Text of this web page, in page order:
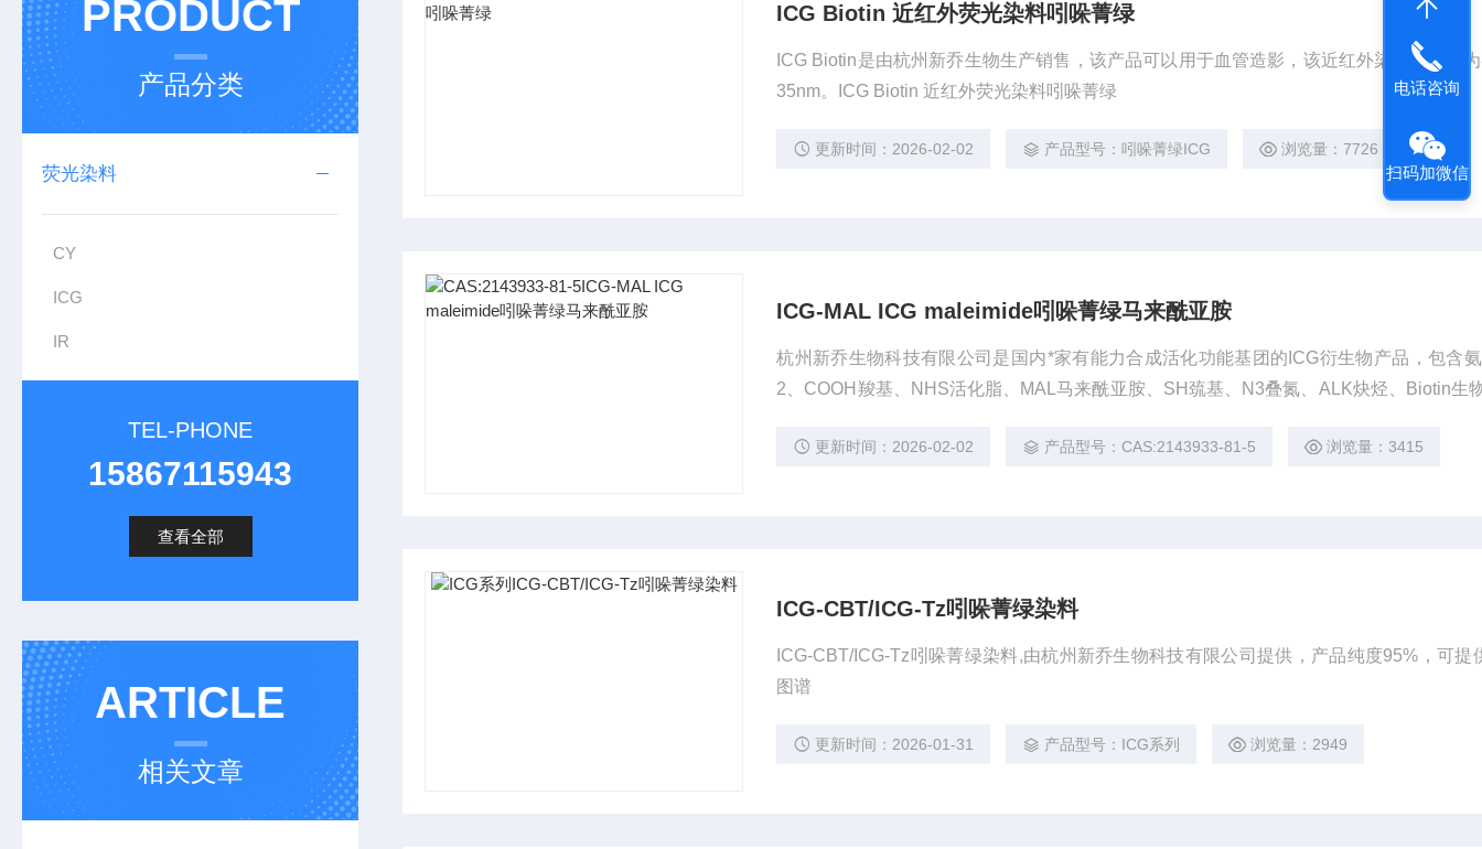
PRODUCT
产品分类
荧光染料
CY
ICG
IR
TEL-PHONE
15867115943
查看全部
ARTICLE
相关文章
ICG Biotin 近红外荧光染料吲哚菁绿
ICG Biotin是由杭州新乔生物生产销售，该产品可以用于血管造影，该近红外染料的波长
35nm。ICG Biotin 近红外荧光染料吲哚菁绿
更新时间：2026-02-02 产品型号：吲哚菁绿ICG 浏览量：7726
ICG-MAL ICG maleimide吲哚菁绿马来酰亚胺
杭州新乔生物科技有限公司是国内*家有能力合成活化功能基团的ICG衍生物产品，包含
2、COOH羧基、NHS活化脂、MAL马来酰亚胺、SH巯基、N3叠氮、ALK炔烃、Biotin生
更新时间：2026-02-02 产品型号：CAS:2143933-81-5 浏览量：3415
ICG-CBT/ICG-Tz吲哚菁绿染料
ICG-CBT/ICG-Tz吲哚菁绿染料,由杭州新乔生物科技有限公司提供，产品纯度95%，可提
图谱
更新时间：2026-01-31 产品型号：ICG系列 浏览量：2949
电话咨询
扫码加微信